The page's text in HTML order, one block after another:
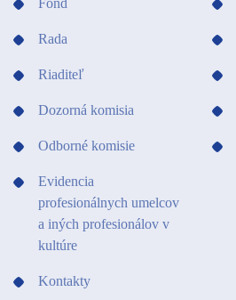
Rada
Riaditeľ
Dozorná komisia
Odborné komisie
Evidencia
profesionálnych umelcov
a iných profesionálov v
kultúre
Kontakty